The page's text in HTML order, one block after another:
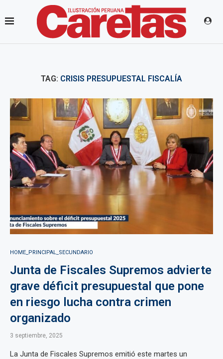
TAG: CRISIS PRESUPUESTAL FISCALÍA
HOME_PRINCIPAL_SECUNDARIO
Junta de Fiscales Supremos advierte
grave déficit presupuestal que pone
en riesgo lucha contra crimen
organizado
3 septiembre, 2025
La Junta de Fiscales Supremos emitió este martes un